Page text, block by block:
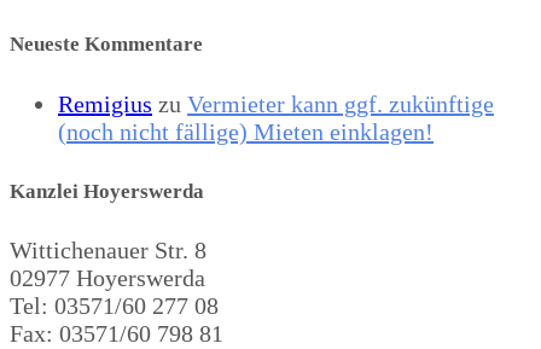
Neueste Kommentare
Remigius zu Vermieter kann ggf. zukünftige
(noch nicht fällige) Mieten einklagen!
Kanzlei Hoyerswerda
Wittichenauer Str. 8
02977 Hoyerswerda
Tel: 03571/60 277 08
Fax: 03571/60 798 81